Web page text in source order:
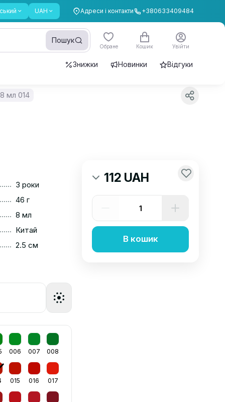
UAH Адреси і контакти +380633409484
Пошук
Обране Кошик Увійти
Знижки Новинки Відгуки
мл 014
3 роки
46 г
8 мл
Китай
2.5 см
006 007 008
015 016 017
112 UAH
В кошик